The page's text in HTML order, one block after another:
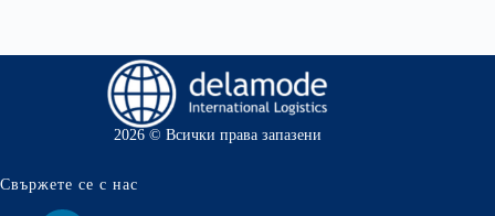
2026 © Всички права запазени
Свържете се с нас